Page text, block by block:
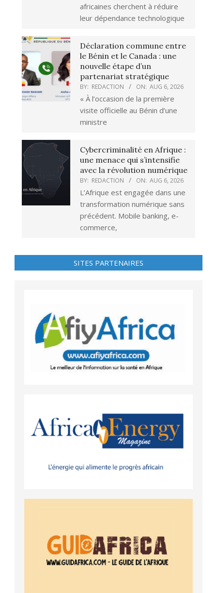
africaines cherchent à réduire
leur dépendance technologique
Déclaration commune entre
le Bénin et le Canada : une
nouvelle étape d’un
partenariat stratégique
BY: REDACTION ON: AUG 6, 2026
« À l’occasion de la première
visite officielle au Bénin d’une
ministre
Cybercriminalité en Afrique :
une menace qui s’intensifie
avec la révolution numérique
BY: REDACTION ON: AUG 6, 2026
L’Afrique est engagée dans une
transformation numérique sans
précédent. Mobile banking, e-
commerce,
SITES PARTENAIRES